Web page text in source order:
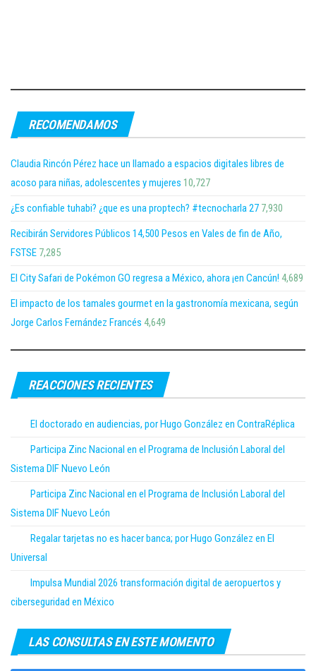
RECOMENDAMOS
Claudia Rincón Pérez hace un llamado a espacios digitales libres de
acoso para niñas, adolescentes y mujeres 10,727
¿Es confiable tuhabi? ¿que es una proptech? #tecnocharla 27 7,930
Recibirán Servidores Públicos 14,500 Pesos en Vales de fin de Año,
FSTSE 7,285
El City Safari de Pokémon GO regresa a México, ahora ¡en Cancún! 4,689
El impacto de los tamales gourmet en la gastronomía mexicana, según
Jorge Carlos Fernández Francés 4,649
REACCIONES RECIENTES
El doctorado en audiencias, por Hugo González en ContraRéplica
Participa Zinc Nacional en el Programa de Inclusión Laboral del
Sistema DIF Nuevo León
Participa Zinc Nacional en el Programa de Inclusión Laboral del
Sistema DIF Nuevo León
Regalar tarjetas no es hacer banca; por Hugo González en El
Universal
Impulsa Mundial 2026 transformación digital de aeropuertos y
ciberseguridad en México
LAS CONSULTAS EN ESTE MOMENTO